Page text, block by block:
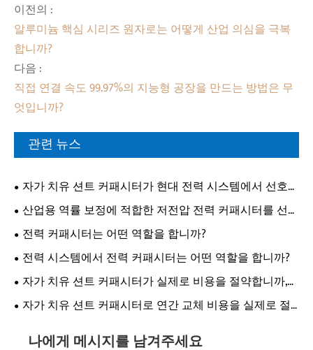
이전의 :
알루미늄 핵심 시리즈 원자로는 어떻게 산업 의심을 극복
합니까?
다음 :
직접 연결 속도 99.97%의 지능형 공장을 만드는 방법은 무
엇입니까?
관련 뉴스
자가 치유 션트 커패시터가 현대 전력 시스템에서 선호되
는 이유는 무엇입니까?
산업용 역률 보정에 적합한 저전압 전력 커패시터를 선택
하는 방법은 무엇입니까?
전력 커패시터는 어떤 역할을 합니까?
전력 시스템에서 전력 커패시터는 어떤 역할을 합니까?
자가 치유 션트 커패시터가 실제로 비용을 절약합니까,
아니면 단지 현금 낭비입니까?
자가 치유 션트 커패시터로 연간 교체 비용을 실제로 절
나에게 메시지를 남겨주세요